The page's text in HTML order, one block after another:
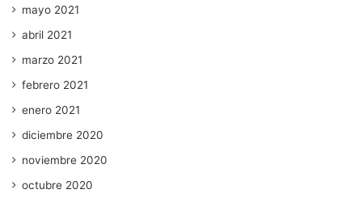
mayo 2021
abril 2021
marzo 2021
febrero 2021
enero 2021
diciembre 2020
noviembre 2020
octubre 2020